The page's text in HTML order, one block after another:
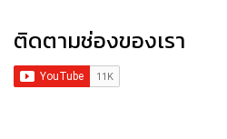
ติดตามช่องของเรา